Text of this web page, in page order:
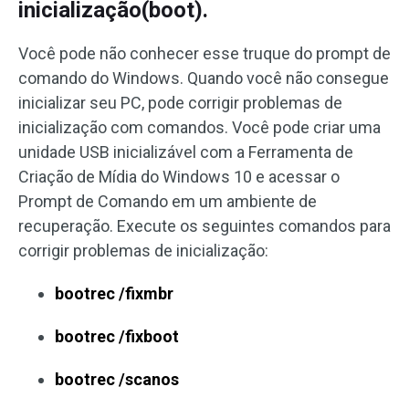
inicialização(boot).
Você pode não conhecer esse truque do prompt de
comando do Windows. Quando você não consegue
inicializar seu PC, pode corrigir problemas de
inicialização com comandos. Você pode criar uma
unidade USB inicializável com a Ferramenta de
Criação de Mídia do Windows 10 e acessar o
Prompt de Comando em um ambiente de
recuperação. Execute os seguintes comandos para
corrigir problemas de inicialização:
bootrec /fixmbr
bootrec /fixboot
bootrec /scanos